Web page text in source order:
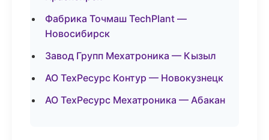
Фабрика Точмаш TechPlant —
Новосибирск
Завод Групп Мехатроника — Кызыл
АО ТехРесурс Контур — Новокузнецк
АО ТехРесурс Мехатроника — Абакан